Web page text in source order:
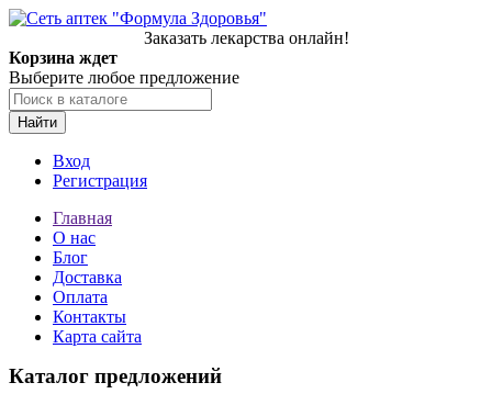
Заказать лекарства онлайн!
Корзина ждет
Выберите любое предложение
Найти
Вход
Регистрация
Главная
О нас
Блог
Доставка
Оплата
Контакты
Карта сайта
Каталог предложений